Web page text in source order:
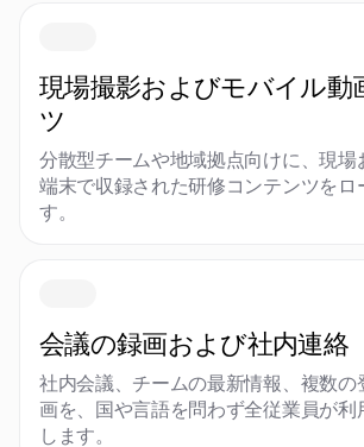
現場撮影およびモバイル動
ツ
分散型チームや地域拠点向けに、現場
端末で収録された研修コンテンツをロ
す。
会議の録画および社内連絡
社内会議、チームの最新情報、複数の
画を、国や言語を問わず全従業員が利
します。